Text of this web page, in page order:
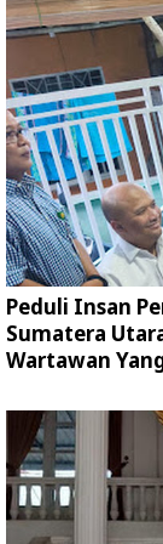
Peduli Insan
Sumatera
Wartawan